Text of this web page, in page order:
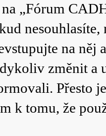
„Fórum
na něj
změnit a
Přesto
k tomu, že